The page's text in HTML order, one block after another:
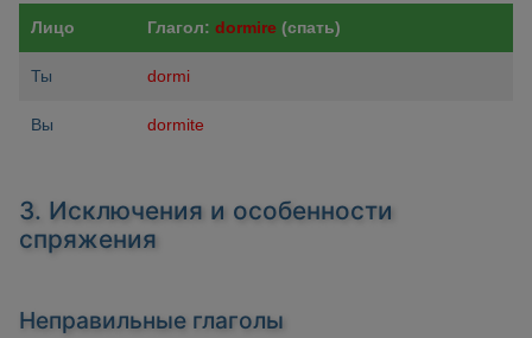
Лицо Глагол: dormire (спать)
Ты dormi
Вы dormite
3. Исключения и особенности
спряжения
Неправильные глаголы